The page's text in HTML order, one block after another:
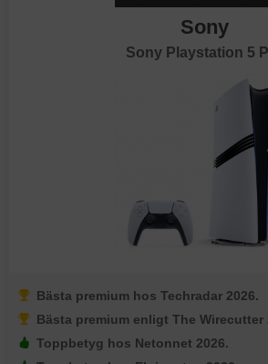
Sony
Sony Playstation 5
Bästa premium hos Techradar 2026.
Bästa premium enligt The Wirecutter
Toppbetyg hos Netonnet 2026.